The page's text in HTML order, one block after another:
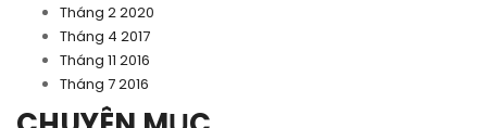
Tháng 2 2020
Tháng 4 2017
Tháng 11 2016
Tháng 7 2016